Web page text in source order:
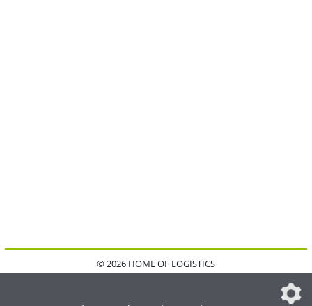
© 2026 HOME OF LOGISTICS
IMPRESSUM